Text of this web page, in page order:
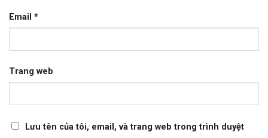
Email *
Trang web
Lưu tên của tôi, email, và trang web trong trình duyệt